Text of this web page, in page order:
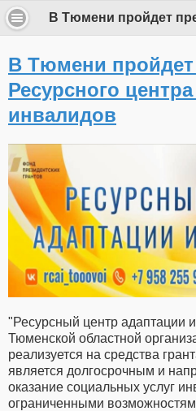
В Тюмени пройдет
Ресурсного
инвалидов
"Ресурсный центр адаптации
Тюменской областной
реализуется на средства
является долгосрочным и
оказание социальных услуг
ограниченными